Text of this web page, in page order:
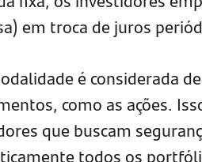
em troca de juros
é considerada
como as ações.
que buscam
todos os